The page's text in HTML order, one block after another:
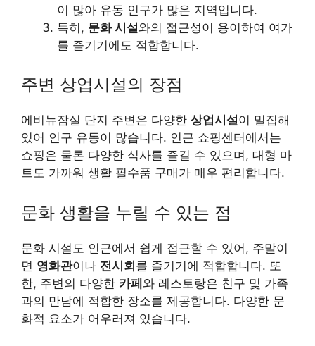
이 많아 유동 인구가 많은 지역입니다.
특히, 문화 시설와의 접근성이 용이하여 여가
를 즐기기에도 적합합니다.
주변 상업시설의 장점
에비뉴잠실 단지 주변은 다양한 상업시설이 밀집해
있어 인구 유동이 많습니다. 인근 쇼핑센터에서는
쇼핑은 물론 다양한 식사를 즐길 수 있으며, 대형 마
트도 가까워 생활 필수품 구매가 매우 편리합니다.
문화 생활을 누릴 수 있는 점
문화 시설도 인근에서 쉽게 접근할 수 있어, 주말이
면 영화관이나 전시회를 즐기기에 적합합니다. 또
한, 주변의 다양한 카페와 레스토랑은 친구 및 가족
과의 만남에 적합한 장소를 제공합니다. 다양한 문
화적 요소가 어우러져 있습니다.